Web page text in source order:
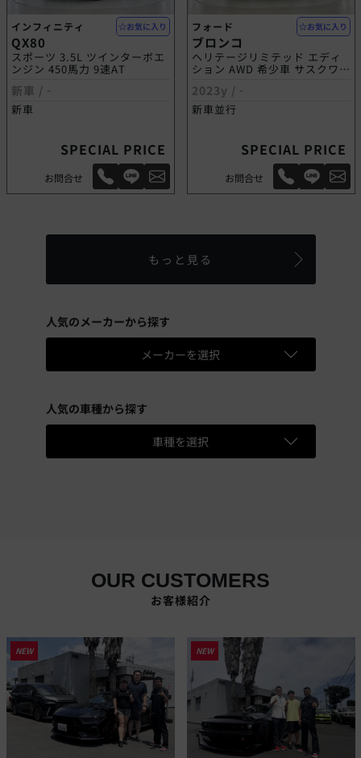
お気に入り
インフィニティ
QX80
スポーツ 3.5L ツインターボエ
ンジン 450馬力 9速AT
新車 / -
新車
SPECIAL PRICE
お問合せ
お気に入り
フォード
ブロンコ
ヘリテージリミテッド エディ
ション AWD 希少車 サスクワッ
2023y / -
新車並行
SPECIAL PRICE
お問合せ
もっと見る
人気のメーカーから探す
メーカーを選択
人気の車種から探す
車種を選択
OUR CUSTOMERS
お客様紹介
NEW NEW